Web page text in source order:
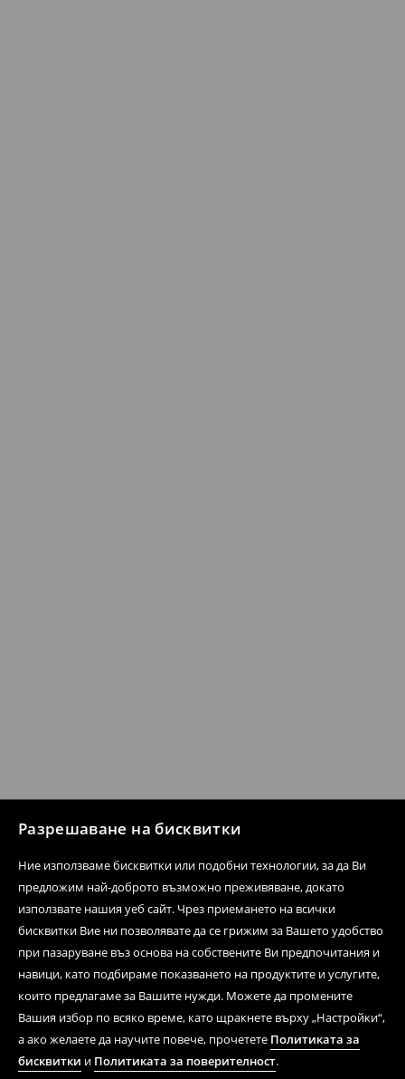
Разрешаване на бисквитки
Ние използваме бисквитки или подобни технологии, за да Ви
предложим най-доброто възможно преживяване, докато
използвате нашия уеб сайт. Чрез приемането на всички
бисквитки Вие ни позволявате да се грижим за Вашето удобство
при пазаруване въз основа на собствените Ви предпочитания и
навици, като подбираме показването на продуктите и услугите,
които предлагаме за Вашите нужди. Можете да промените
Вашия избор по всяко време, като щракнете върху „Настройки“,
а ако желаете да научите повече, прочетете Политиката за
бисквитки и Политиката за поверителност.